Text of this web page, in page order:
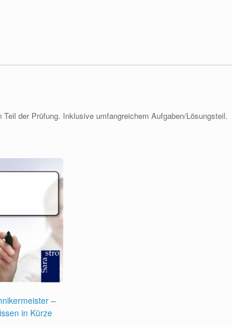
der Prüfung. Inklusive umfangreichem Aufgaben/Lösungsteil.
–
in Kürze